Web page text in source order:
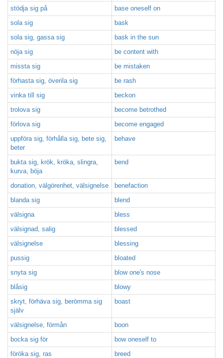
stödja sig på
base oneself on
sola sig
bask
sola sig, gassa sig
bask in the sun
nöja sig
be content with
missta sig
be mistaken
förhasta sig, överila sig
be rash
vinka till sig
beckon
trolova sig
become betrothed
förlova sig
become engaged
uppföra sig, förhålla sig, bete sig,
beter
behave
bukta sig, krök, kröka, slingra,
kurva, böja
bend
donation, välgörenhet, välsignelse
benefaction
blanda sig
blend
välsigna
bless
välsignad, salig
blessed
välsignelse
blessing
pussig
bloated
snyta sig
blow one's nose
blåsig
blowy
skryt, förhäva sig, berömma sig
själv
boast
välsignelse, förmån
boon
bocka sig för
bow oneself to
föröka sig, ras
breed